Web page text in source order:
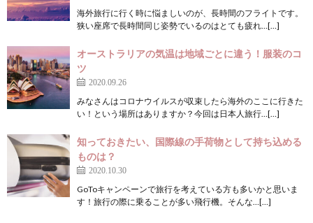
海外旅行に行く時に悩ましいのが、長時間のフライトです。
狭い座席で長時間同じ姿勢でいるのはとても疲れ…[…]
オーストラリアの気温は地域ごとに違う！服装のコ
ツ
2020.09.26
みなさんはコロナウイルスが収束したら海外のここに行きた
い！という場所はありますか？今回は日本人旅行…[…]
知っておきたい、国際線の手荷物として持ち込める
ものは？
2020.10.30
GoToキャンペーンで旅行を考えている方も多いかと思いま
す！旅行の際に乗ることが多い飛行機。そんな…[…]